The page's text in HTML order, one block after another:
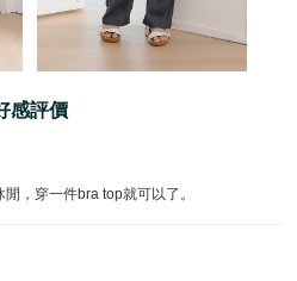
感評價
，穿一件bra top就可以了。